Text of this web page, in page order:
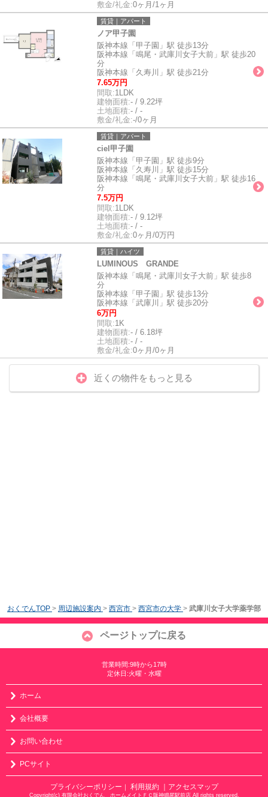
敷金/礼金:0ヶ月/1ヶ月
賃貸｜アパート
ノア甲子園
阪神本線「甲子園」駅 徒歩13分
阪神本線「鳴尾・武庫川女子大前」駅 徒歩20
分
阪神本線「久寿川」駅 徒歩21分
7.65万円
間取:1LDK
建物面積:- / 9.22坪
土地面積:- / -
敷金/礼金:-/0ヶ月
賃貸｜アパート
ciel甲子園
阪神本線「甲子園」駅 徒歩9分
阪神本線「久寿川」駅 徒歩15分
阪神本線「鳴尾・武庫川女子大前」駅 徒歩16
分
7.5万円
間取:1LDK
建物面積:- / 9.12坪
土地面積:- / -
敷金/礼金:0ヶ月/0万円
賃貸｜ハイツ
LUMINOUS GRANDE
阪神本線「鳴尾・武庫川女子大前」駅 徒歩8
分
阪神本線「甲子園」駅 徒歩13分
阪神本線「武庫川」駅 徒歩20分
6万円
間取:1K
建物面積:- / 6.18坪
土地面積:- / -
敷金/礼金:0ヶ月/0ヶ月
近くの物件をもっと見る
おくでんTOP > 周辺施設案内 > 西宮市 > 西宮市の大学 > 武庫川女子大学薬学部
ページトップに戻る
営業時間:9時から17時
定休日:火曜・水曜
ホーム
会社概要
お問い合わせ
PCサイト
プライバシーポリシー ｜ 利用規約 ｜アクセスマップ
Copyright(c) 有限会社おくでん ホームメイトＦＣ阪神鳴尾駅前店 All rights reserved.